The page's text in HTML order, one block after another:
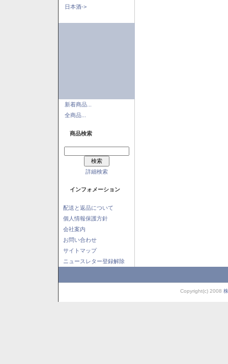
日本酒->
新着商品...
全商品...
商品検索
詳細検索
インフォメーション
配送と返品について
個人情報保護方針
会社案内
お問い合わせ
サイトマップ
ニュースレター登録解除
Copyright(c) 2008